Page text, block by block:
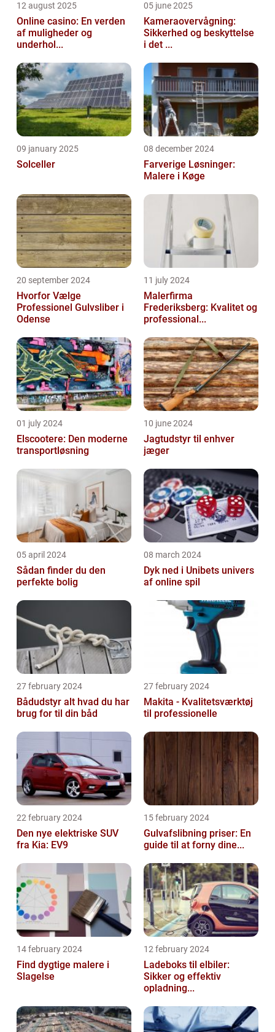
12 august 2025
Online casino: En verden
af muligheder og
underhol...
05 june 2025
Kameraovervågning:
Sikkerhed og beskyttelse
i det ...
09 january 2025
Solceller
08 december 2024
Farverige Løsninger:
Malere i Køge
20 september 2024
Hvorfor Vælge
Professionel Gulvsliber i
Odense
11 july 2024
Malerfirma
Frederiksberg: Kvalitet og
professional...
01 july 2024
Elscootere: Den moderne
transportløsning
10 june 2024
Jagtudstyr til enhver
jæger
05 april 2024
Sådan finder du den
perfekte bolig
08 march 2024
Dyk ned i Unibets univers
af online spil
27 february 2024
Bådudstyr alt hvad du har
brug for til din båd
27 february 2024
Makita - Kvalitetsværktøj
til professionelle
22 february 2024
Den nye elektriske SUV
fra Kia: EV9
15 february 2024
Gulvafslibning priser: En
guide til at forny dine...
14 february 2024
Find dygtige malere i
Slagelse
12 february 2024
Ladeboks til elbiler:
Sikker og effektiv
opladning...